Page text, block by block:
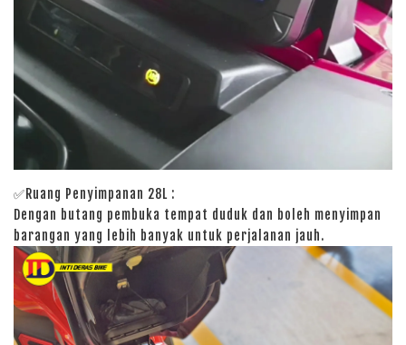
✅Ruang Penyimpanan 28L :
Dengan butang pembuka tempat duduk dan boleh menyimpan
barangan yang lebih banyak untuk perjalanan jauh.